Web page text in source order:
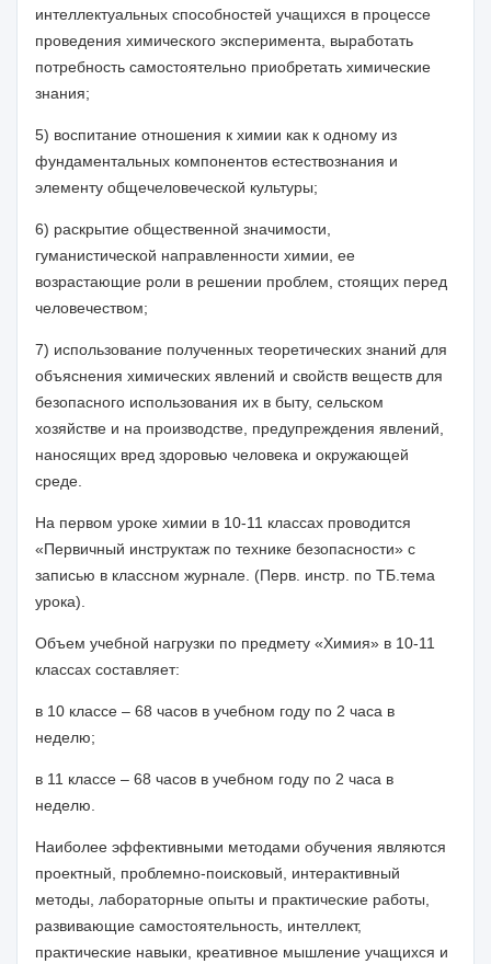
интеллектуальных способностей учащихся в процессе
проведения химического эксперимента, выработать
потребность самостоятельно приобретать химические
знания;
5) воспитание отношения к химии как к одному из
фундаментальных компонентов естествознания и
элементу общечеловеческой культуры;
6) раскрытие общественной значимости,
гуманистической направленности химии, ее
возрастающие роли в решении проблем, стоящих перед
человечеством;
7) использование полученных теоретических знаний для
объяснения химических явлений и свойств веществ для
безопасного использования их в быту, сельском
хозяйстве и на производстве, предупреждения явлений,
наносящих вред здоровью человека и окружающей
среде.
На первом уроке химии в 10-11 классах проводится
«Первичный инструктаж по технике безопасности» с
записью в классном журнале. (Перв. инстр. по ТБ.тема
урока).
Объем учебной нагрузки по предмету «Химия» в 10-11
классах составляет:
в 10 классе – 68 часов в учебном году по 2 часа в
неделю;
в 11 классе – 68 часов в учебном году по 2 часа в
неделю.
Наиболее эффективными методами обучения являются
проектный, проблемно-поисковый, интерактивный
методы, лабораторные опыты и практические работы,
развивающие самостоятельность, интеллект,
практические навыки, креативное мышление учащихся и